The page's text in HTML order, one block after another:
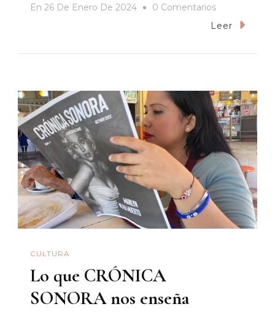
En 26 De Enero De 2024 0 ComentariosEn
Crónica
Entre
Amigos
Que
Leen
Y
Discuten
Leer
CULTURA
Lo que CRÓNICA
SONORA nos enseña